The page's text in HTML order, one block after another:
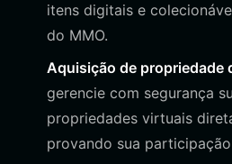
itens digitais e
do MMO.
Aquisição de propriedade
gerencie com segurança
propriedades virtuais
provando sua